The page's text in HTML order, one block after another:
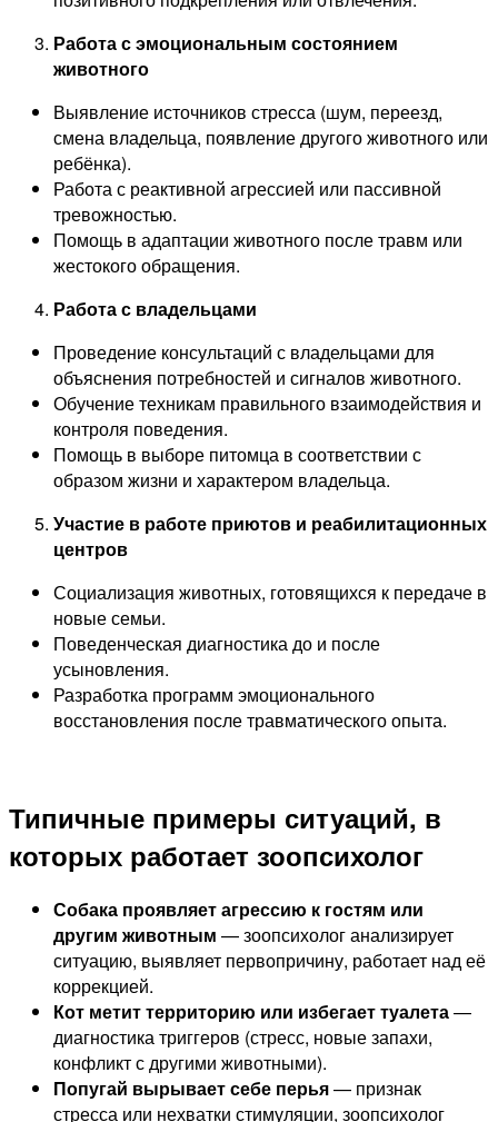
Работа с эмоциональным состоянием
животного
Выявление источников стресса (шум, переезд,
смена владельца, появление другого животного или
ребёнка).
Работа с реактивной агрессией или пассивной
тревожностью.
Помощь в адаптации животного после травм или
жестокого обращения.
Работа с владельцами
Проведение консультаций с владельцами для
объяснения потребностей и сигналов животного.
Обучение техникам правильного взаимодействия и
контроля поведения.
Помощь в выборе питомца в соответствии с
образом жизни и характером владельца.
Участие в работе приютов и реабилитационных
центров
Социализация животных, готовящихся к передаче в
новые семьи.
Поведенческая диагностика до и после
усыновления.
Разработка программ эмоционального
восстановления после травматического опыта.
Типичные примеры ситуаций, в
которых работает зоопсихолог
Собака проявляет агрессию к гостям или
другим животным — зоопсихолог анализирует
ситуацию, выявляет первопричину, работает над её
коррекцией.
Кот метит территорию или избегает туалета—
диагностика триггеров (стресс, новые запахи,
конфликт с другими животными).
Попугай вырывает себе перья— признак
стресса или нехватки стимуляции, зоопсихолог